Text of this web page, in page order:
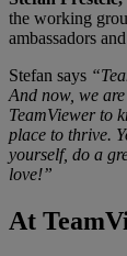
the working
ambassadors
Stefan says
And now, we
TeamViewer to
place to thrive.
yourself, do a
love!”
At